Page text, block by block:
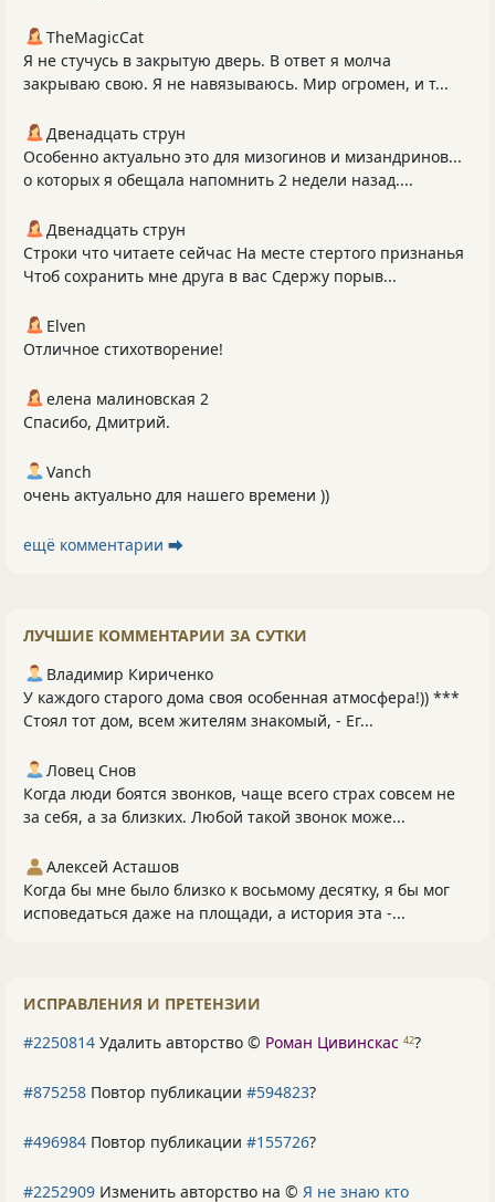
TheMagicCat
Я не стучусь в закрытую дверь. В ответ я молча
закрываю свою. Я не навязываюсь. Мир огромен, и т...
Двенадцать струн
Особенно актуально это для мизогинов и мизандринов...
о которых я обещала напомнить 2 недели назад....
Двенадцать струн
Строки что читаете сейчас На месте стертого признанья
Чтоб сохранить мне друга в вас Сдержу порыв...
Elven
Отличное стихотворение!
елена малиновская 2
Спасибо, Дмитрий.
Vanch
очень актуально для нашего времени ))
ещё комментарии ⮕
ЛУЧШИЕ КОММЕНТАРИИ ЗА СУТКИ
Владимир Кириченко
У каждого старого дома своя особенная атмосфера!)) ***
Стоял тот дом, всем жителям знакомый, - Ег...
Ловец Снов
Когда люди боятся звонков, чаще всего страх совсем не
за себя, а за близких. Любой такой звонок може...
Алексей Асташов
Когда бы мне было близко к восьмому десятку, я бы мог
исповедаться даже на площади, а история эта -...
ИСПРАВЛЕНИЯ И ПРЕТЕНЗИИ
#2250814 Удалить авторство © Роман Цивинскас 42?
#875258 Повтор публикации #594823?
#496984 Повтор публикации #155726?
#2252909 Изменить авторство на © Я не знаю кто